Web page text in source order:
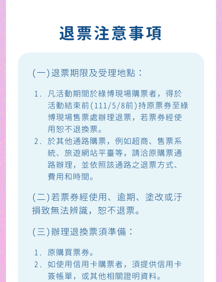
退票注意事項
(一)退票期限及受理地點：
凡活動期間於綠博現場購票者，得於
活動結束前(111/5/8前)持原票券至綠
博現場售票處辦理退票，若票券經使
用恕不退換票。
於其他通路購票，例如超商、售票系
統、旅遊網站平臺等，請洽原購票通
路辦理，並依照該通路之退票方式、
費用和時間。
(二)若票券經使用、逾期、塗改或汙
損致無法辨識，恕不退票。
(三)辦理退換票須準備：
原購買票券。
如使用信用卡購票者，須提供信用卡
簽帳單，或其他相關證明資料。